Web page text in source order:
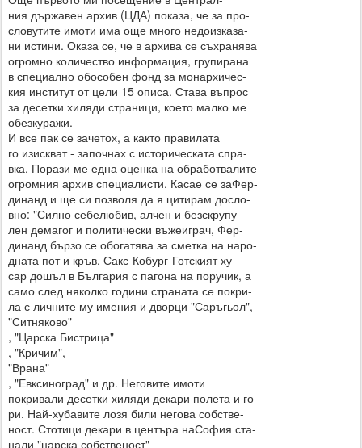
ния държавен архив (ЦДА) показа, че за про-
словутите имоти има още много недоизказа-
ни истини. Оказа се, че в архива се съхранява
огромно количество информация, групирана
в специално обособен фонд за монархичес-
кия институт от цели 15 описа. Става въпрос
за десетки хиляди страници, което малко ме
обезкуражи.
И все пак се зачетох, а както правилата
го изискват - започнах с историческата спра-
вка. Порази ме една оценка на обработвалите
огромния архив специалисти. Касае се заФер-
динанд и ще си позволя да я цитирам досло-
вно: "Силно себелюбив, алчен и безскрупу-
лен демагог и политически въжеиграч, Фер-
динанд бързо се обогатява за сметка на наро-
дната пот и кръв. Сакс-Кобург-Готският ху-
сар дошъл в България с пагона на поручик, а
само след няколко години страната се покри-
ла с личните му имения и дворци "Саръгьол",
"Ситняково"
, "Царска Бистрица"
, "Кричим",
"Врана"
, "Евксиноград" и др. Неговите имоти
покривали десетки хиляди декари полета и го-
ри. Най-хубавите лозя били негова собстве-
ност. Стотици декари в центъра наСофия ста-
нали "царска собственост"